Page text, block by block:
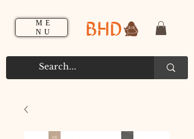
ME
NU
BHD